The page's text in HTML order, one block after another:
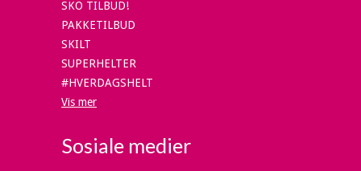
SKO TILBUD!
PAKKETILBUD
SKILT
SUPERHELTER
#HVERDAGSHELT
Vis mer
Sosiale medier